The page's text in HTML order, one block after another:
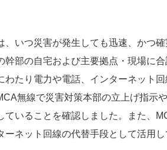
いつ災害が発生しても迅速、かつ確
部の自宅および主要拠点・現場に
たり電力や電話、インターネット
無線で災害対策本部の立上げ指示
いることを確認しました。また、
ネット回線の代替手段として活用